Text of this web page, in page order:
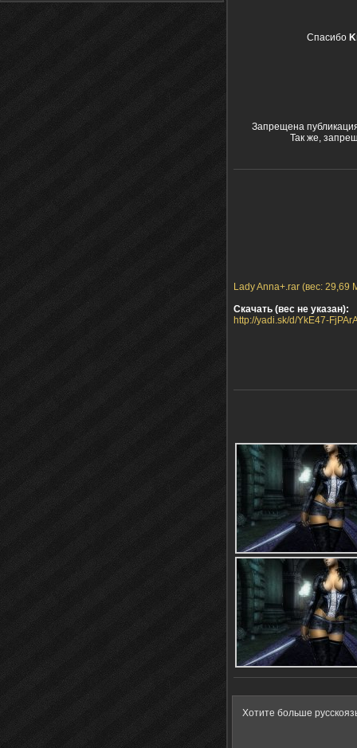
Спасибо
Запрещена
Так же,
Lady Anna+.rar (вес: 29,69
Скачать (вес не указан):
http://yadi.sk/d/YkE47-
Хотите больше